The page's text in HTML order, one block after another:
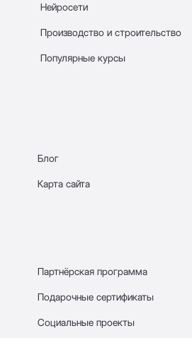
Нейросети
Производство и строительство
Популярные курсы
Блог
Карта сайта
Партнёрская программа
Подарочные сертификаты
Социальные проекты